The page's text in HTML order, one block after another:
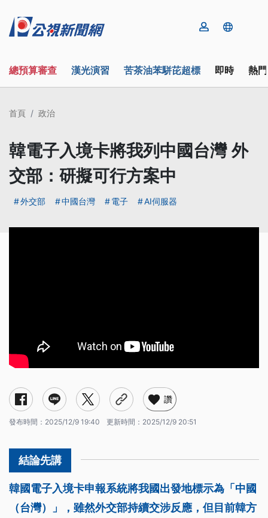
總預算審查 漢光演習 苦茶油苯駢芘超標 即時 熱
首頁 政治
韓電子入境卡將我列中國台灣 外
交部：研擬可行方案中
外交部 中國台灣 電子 AI伺服器
讚
發布時間： 2025/12/9 19:40 更新時間： 2025/12/9 20:51
韓國電子入境卡申報系統將我國出發地標示為「中國
（台灣）」，雖然外交部持續交涉反應，但目前韓方